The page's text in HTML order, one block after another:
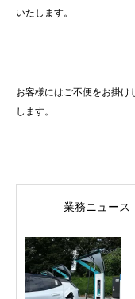
いたします。
お客様にはご不便をお掛け
します。
業務ニュース